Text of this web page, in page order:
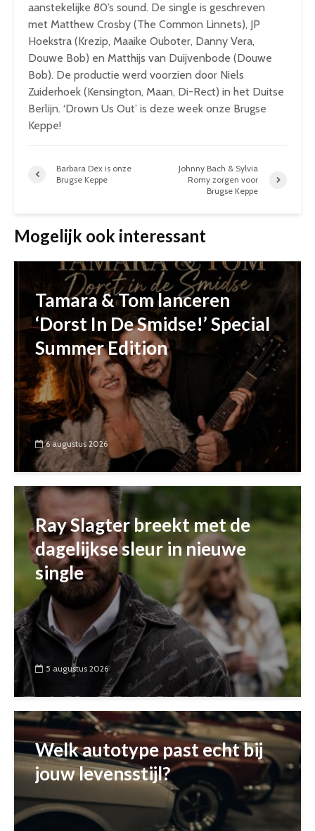
aanstekelijke 80’s sound. De single is geschreven
met Matthew Crosby (The Common Linnets), JP
Hoekstra (Krezip, Maaike Ouboter, Danny Vera,
Douwe Bob) en Matthijs van Duijvenbode (Douwe
Bob). De productie werd voorzien door Niels
Zuiderhoek (Kensington, Maan, Di-Rect) in het Duitse
Berlijn. ‘Drown Us Out’ is deze week onze Brugse
Keppe!
Barbara Dex is onze
Brugse Keppe
Johnny Bach & Sylvia
Romy zorgen voor
Brugse Keppe
Mogelijk ook interessant
Tamara & Tom lanceren
‘Dorst In De Smidse!’ Special
Summer Edition
6 augustus 2026
Ray Slagter breekt met de
dagelijkse sleur in nieuwe
single
5 augustus 2026
Welk autotype past echt bij
jouw levensstijl?